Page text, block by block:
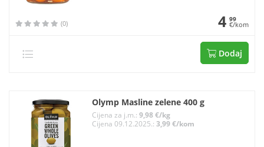
(0) 4 99
€/kom
Dodaj
Olymp Masline zelene 400 g
Cijena za j.m.: 9,98 €/kg
Cijena 09.12.2025.: 3,99 €/kom